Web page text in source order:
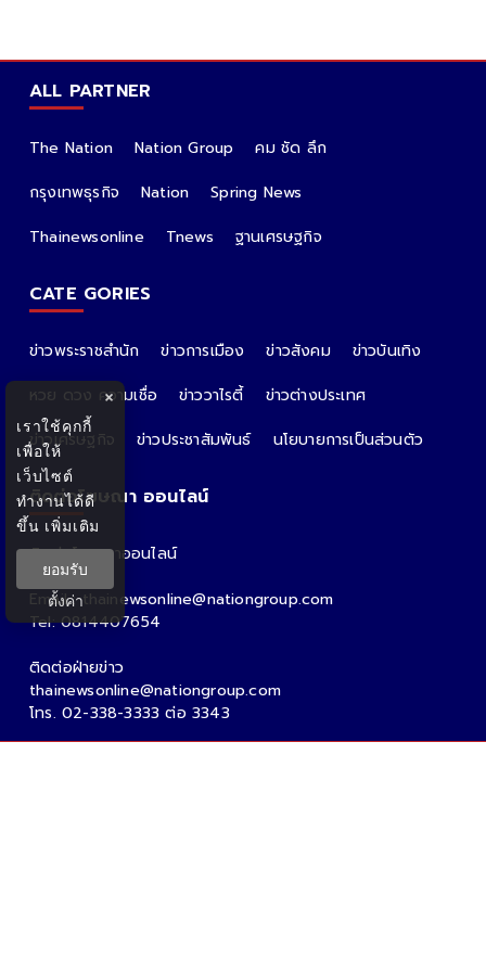
ALL PARTNER
The Nation Nation Group
คม ชัด ลึก
กรุงเทพธุรกิจ
Nation
Spring News
Thainewsonline
Tnews ฐานเศรษฐกิจ
CATE GORIES
ข่าวพระราชสำนัก ข่าวการเมือง ข่าวสังคม
ข่าวบันเทิง
หวย ดวง ความเชื่อ
ข่าววาไรตี้
ข่าวต่างประเทศ
ข่าวเศรษฐกิจ
ข่าวประชาสัมพันธ์ นโยบายการเป็นส่วนตัว
ติดต่อโฆษณา ออนไลน์
ติดต่อโฆษณาออนไลน์
คุณอ้อ
Email : thainewsonline@nationgroup.com
Tel: 0814407654
ติดต่อฝ่ายข่าว
thainewsonline@nationgroup.com
โทร. 02-338-3333 ต่อ 3343
×
เราใช้คุกกี้
เพื่อให้
เว็บไซต์
ทำงานได้ดี
ขึ้น เพิ่มเติม
ยอมรับ
ตั้งค่า